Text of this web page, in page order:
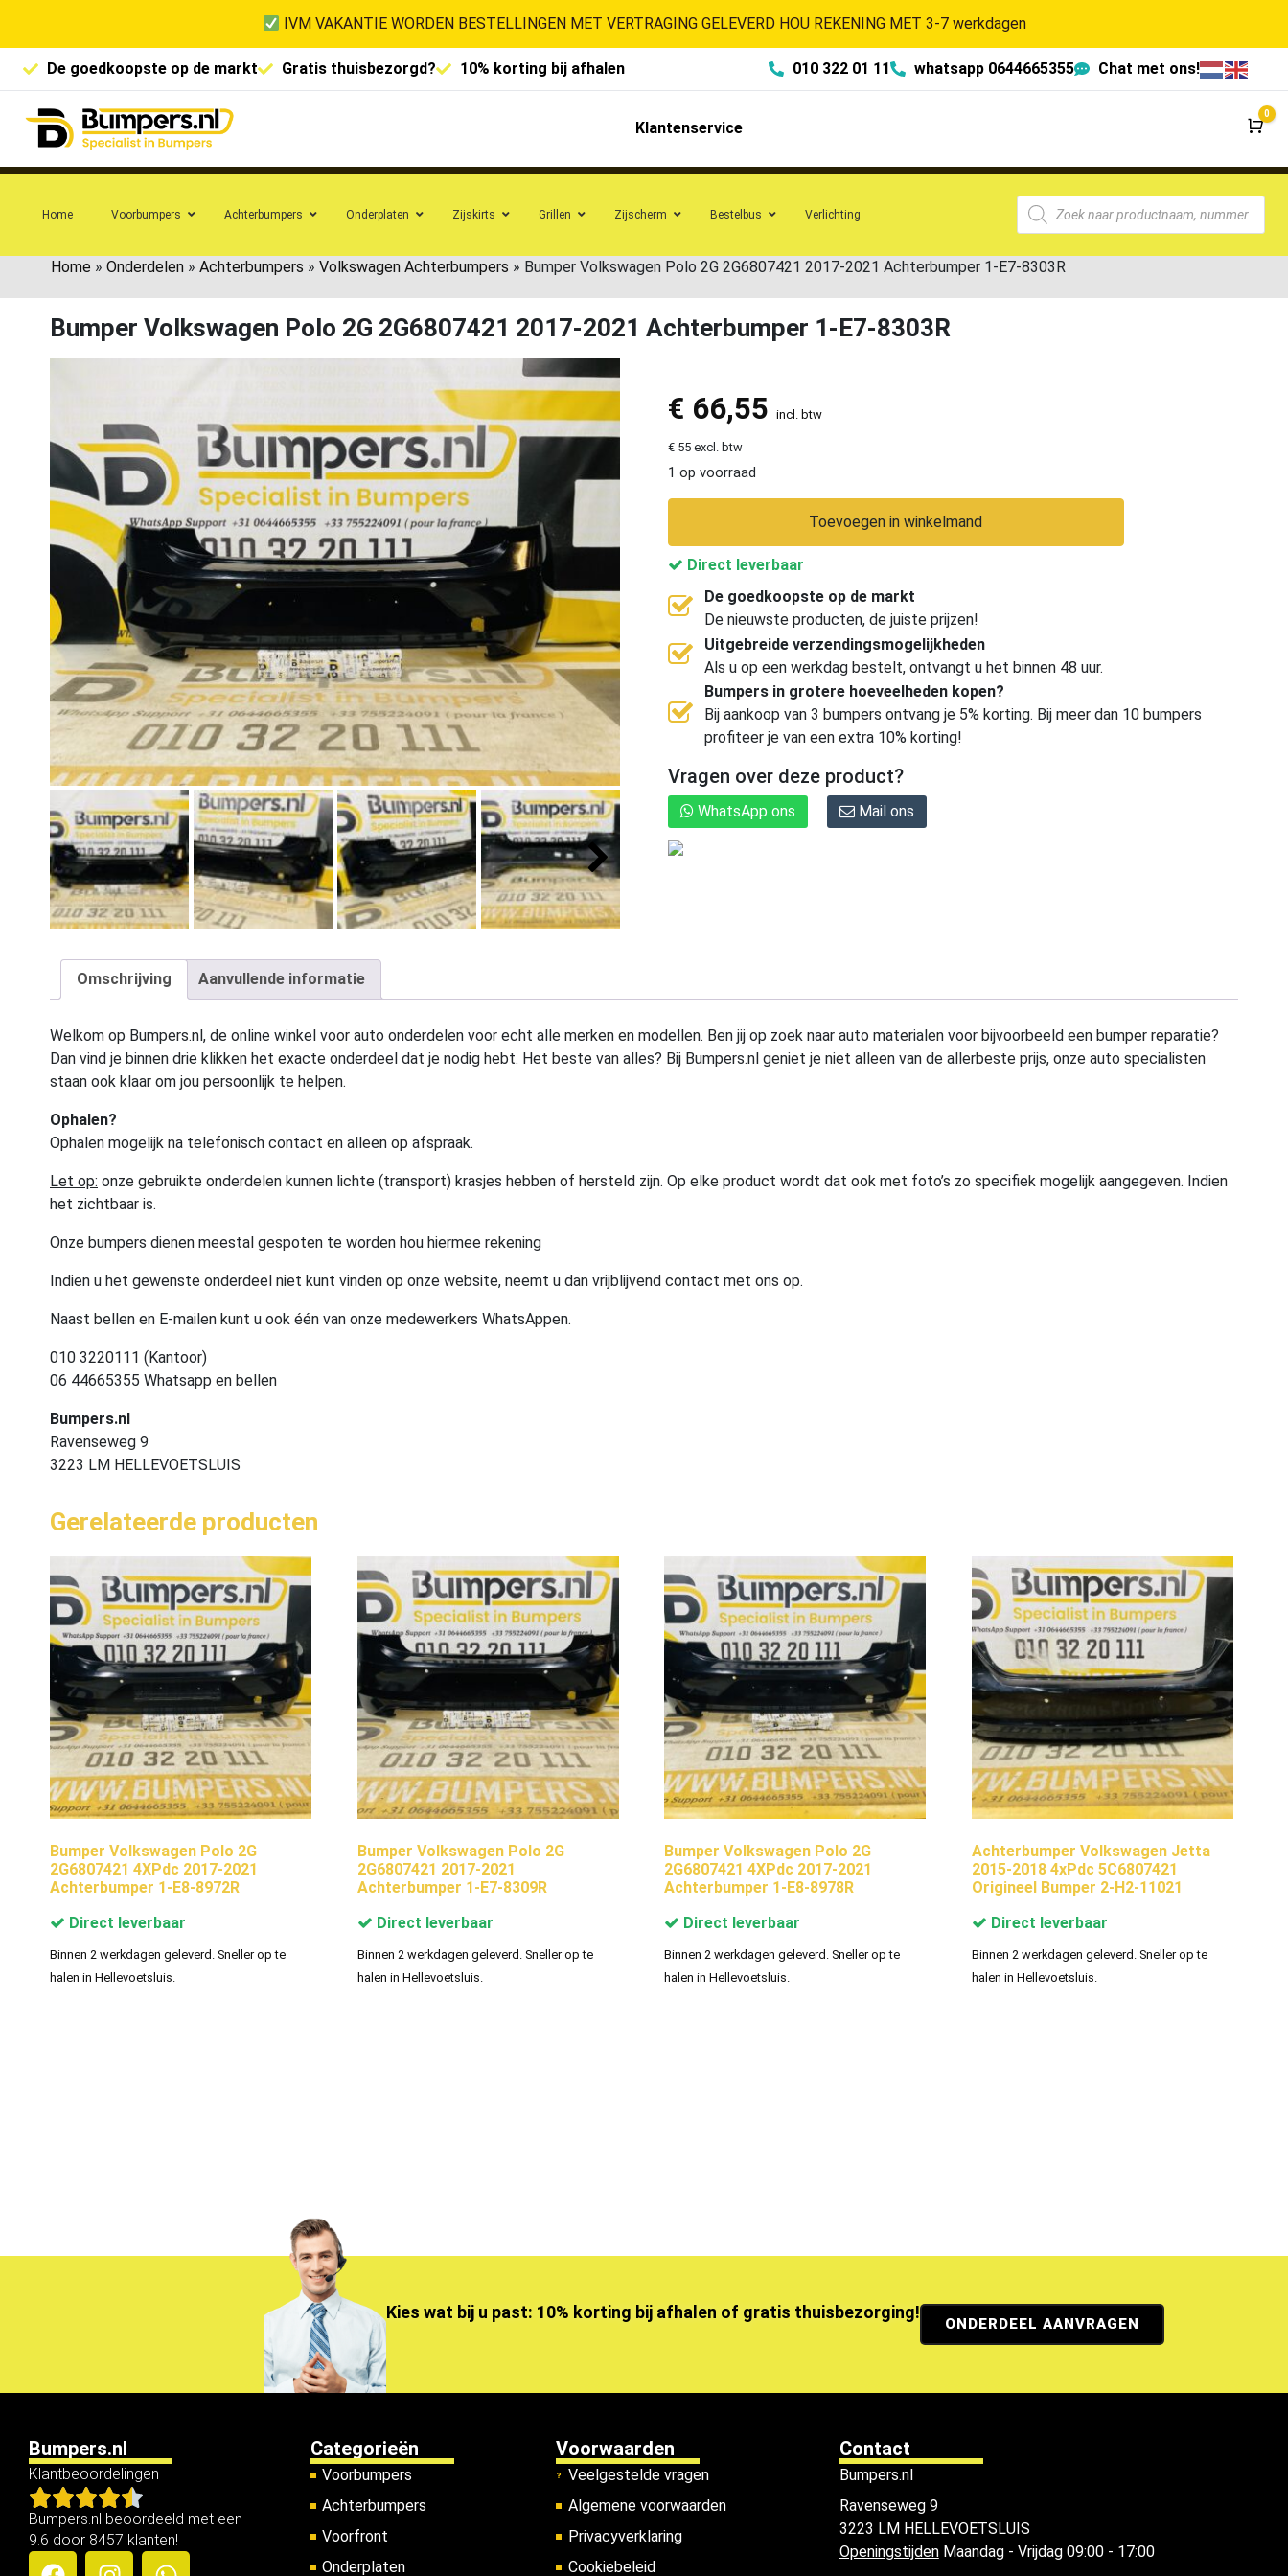
IVM VAKANTIE WORDEN BESTELLINGEN MET VERTRAGING GELEVERD HOU REKENING MET 3-7 werkdagen
De goedkoopste op de markt Gratis thuisbezorgd? 10% korting bij afhalen 010 322 01 11 whatsapp 0644665355 Chat met ons!
Klantenservice
0
Home Voorbumpers Achterbumpers Onderplaten Zijskirts Grillen Zijscherm Bestelbus Verlichting
Home » Onderdelen » Achterbumpers » Volkswagen Achterbumpers » Bumper Volkswagen Polo 2G 2G6807421 2017-2021 Achterbumper 1-E7-8303R
Bumper Volkswagen Polo 2G 2G6807421 2017-2021 Achterbumper 1-E7-8303R
€ 66,55 incl. btw
€ 55 excl. btw
1 op voorraad
Toevoegen in winkelmand
Direct leverbaar
De goedkoopste op de markt
De nieuwste producten, de juiste prijzen!
Uitgebreide verzendingsmogelijkheden
Als u op een werkdag bestelt, ontvangt u het binnen 48 uur.
Bumpers in grotere hoeveelheden kopen?
Bij aankoop van 3 bumpers ontvang je 5% korting. Bij meer dan 10 bumpers
profiteer je van een extra 10% korting!
Vragen over deze product?
WhatsApp ons Mail ons
Omschrijving Aanvullende informatie
Welkom op Bumpers.nl, de online winkel voor auto onderdelen voor echt alle merken en modellen. Ben jij op zoek naar auto materialen voor bijvoorbeeld een bumper reparatie?
Dan vind je binnen drie klikken het exacte onderdeel dat je nodig hebt. Het beste van alles? Bij Bumpers.nl geniet je niet alleen van de allerbeste prijs, onze auto specialisten
staan ook klaar om jou persoonlijk te helpen.
Ophalen?
Ophalen mogelijk na telefonisch contact en alleen op afspraak.
Let op: onze gebruikte onderdelen kunnen lichte (transport) krasjes hebben of hersteld zijn. Op elke product wordt dat ook met foto’s zo specifiek mogelijk aangegeven. Indien
het zichtbaar is.
Onze bumpers dienen meestal gespoten te worden hou hiermee rekening
Indien u het gewenste onderdeel niet kunt vinden op onze website, neemt u dan vrijblijvend contact met ons op.
Naast bellen en E-mailen kunt u ook één van onze medewerkers WhatsAppen.
010 3220111 (Kantoor)
06 44665355 Whatsapp en bellen
Bumpers.nl
Ravenseweg 9
3223 LM HELLEVOETSLUIS
Gerelateerde producten
Bumper Volkswagen Polo 2G
2G6807421 4XPdc 2017-2021
Achterbumper 1-E8-8972R
Direct leverbaar
Binnen 2 werkdagen geleverd. Sneller op te
halen in Hellevoetsluis.
Bumper Volkswagen Polo 2G
2G6807421 2017-2021
Achterbumper 1-E7-8309R
Direct leverbaar
Binnen 2 werkdagen geleverd. Sneller op te
halen in Hellevoetsluis.
Bumper Volkswagen Polo 2G
2G6807421 4XPdc 2017-2021
Achterbumper 1-E8-8978R
Direct leverbaar
Binnen 2 werkdagen geleverd. Sneller op te
halen in Hellevoetsluis.
Achterbumper Volkswagen Jetta
2015-2018 4xPdc 5C6807421
Origineel Bumper 2-H2-11021
Direct leverbaar
Binnen 2 werkdagen geleverd. Sneller op te
halen in Hellevoetsluis.
Kies wat bij u past: 10% korting bij afhalen of gratis thuisbezorging!
ONDERDEEL AANVRAGEN
Bumpers.nl
Klantbeoordelingen
Bumpers.nl beoordeeld met een
9.6 door 8457 klanten!
Categorieën
Voorbumpers
Achterbumpers
Voorfront
Onderplaten
Voorwaarden
Veelgestelde vragen
Algemene voorwaarden
Privacyverklaring
Cookiebeleid
Contact
Bumpers.nl
Ravenseweg 9
3223 LM HELLEVOETSLUIS
OpeningstijdenMaandag - Vrijdag 09:00 - 17:00